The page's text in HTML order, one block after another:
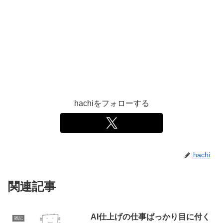
hachiをフォローする
hachi
関連記事
雑記 AI仕上げの仕事ばっかり目に付く